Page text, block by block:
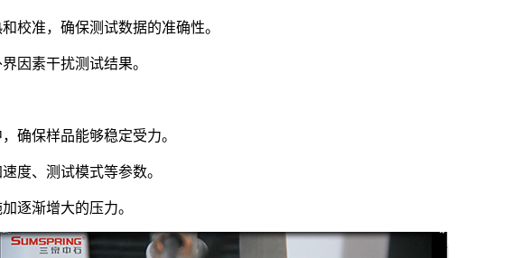
准，确保测试数据的准确性。
因素干扰测试结果。
保样品能够稳定受力。
、测试模式等参数。
逐渐增大的压力。